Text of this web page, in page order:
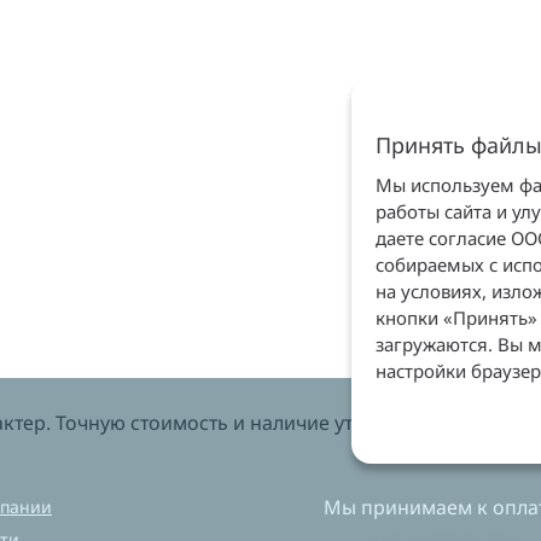
Точную стоимость и наличие уточняйте у
Мы принимаем к
Принять
Мы используем
работы сайта и
даете согласие
собираемых с
на условиях,
кнопки
загружаются. Вы
настройки